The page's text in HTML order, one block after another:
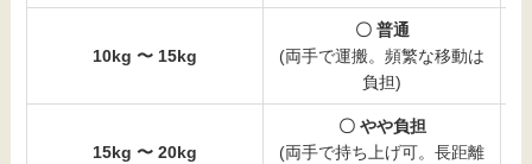
10kg 〜 15kg
〇 普通
(両手で運搬。頻繁な移動は
負担)
15kg 〜 20kg
〇 やや負担
(両手で持ち上げ可。長距離